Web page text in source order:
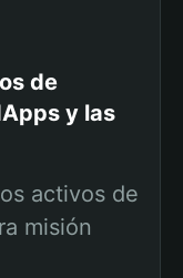
de
y las
activos de
misión